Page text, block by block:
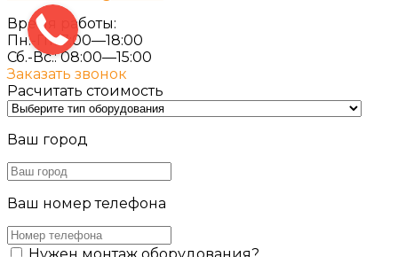
Время работы:
Пн.-Пт. 7:00—18:00
Сб.-Вс.: 08:00—15:00
Заказать звонок
Расчитать стоимость
Ваш город
Ваш номер телефона